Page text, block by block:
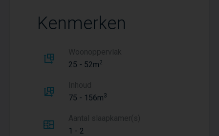
Kenmerken
Woonoppervlak
25 - 52m2
Inhoud
75 - 156m3
Aantal slaapkamer(s)
1 - 2